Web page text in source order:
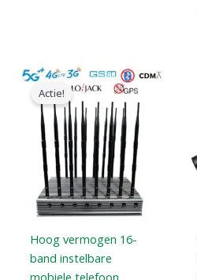
Actie!
Hoog vermogen 16-
band instelbare
mobiele telefoon
Oorspronkelijke
prijs
was:
$1,899.00.
Huidige
prijs
is:
$1,166.99.